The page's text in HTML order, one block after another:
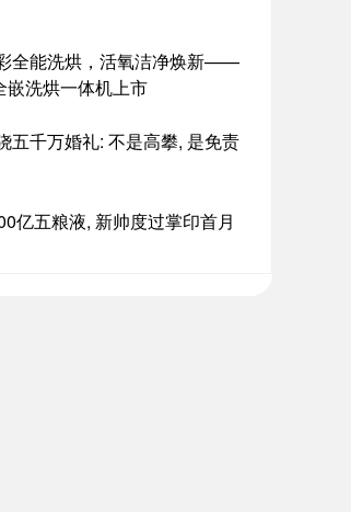
全能洗烘，活氧洁净焕新——
嵌洗烘一体机上市
五千万婚礼: 不是高攀, 是免责
亿五粮液, 新帅度过掌印首月